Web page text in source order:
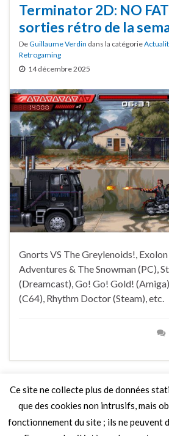
Terminator 2D: NO
sorties rétro de la
DeGuillaume Verdin dans la catégorie
Retrogaming
14 décembre 2025
Gnorts VS The Greylenoids!,
Adventures & The Snowman (PC),
(Dreamcast), Go! Go! Gold!
(C64), Rhythm Doctor (Steam), etc.
LIRE PLUS
Ce site ne collecte plus de données
que des cookies non intrusifs, mais
fonctionnement du site ; ils ne peuvent